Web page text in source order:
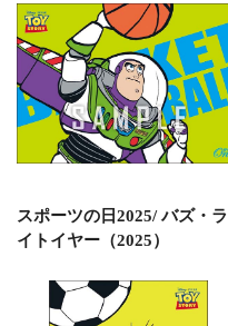
スポーツの日2025/ バズ・ラ
イトイヤー（2025）